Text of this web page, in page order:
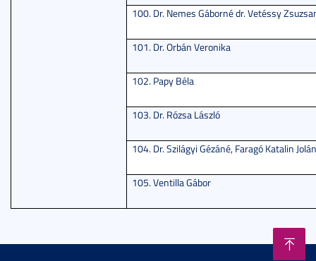
100. Dr. Nemes Gáborné dr. Vetéssy
101. Dr. Orbán Veronika
102. Papy Béla
103. Dr. Rózsa László
104. Dr. Szilágyi Gézáné, Faragó Katalin
105. Ventilla Gábor